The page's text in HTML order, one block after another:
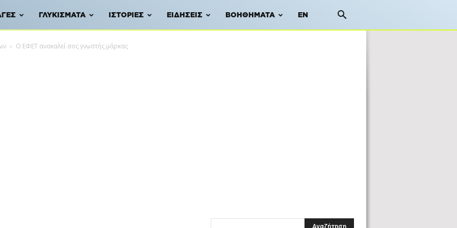
ΓΛΥΚΊΣΜΑΤΑ ΙΣΤΟΡΊΕΣ ΕΙΔΉΣΕΙΣ ΒΟΗΘΉΜΑΤΑ EN
Ο ΕΦΕΤ ανακαλεί σος γνωστής μάρκας